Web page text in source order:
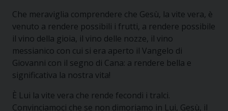
Che meraviglia comprendere che Gesù, la vite vera, è
venuto a rendere possibili i frutti, a rendere possibile
il vino della gioia, il vino delle nozze, il vino
messianico con cui si era aperto il Vangelo di
Giovanni con il segno di Cana: a rendere bella e
significativa la nostra vita!
È Lui la vite vera che rende fecondi i tralci.
Convinciamoci che se non dimoriamo in Lui, Gesù, il